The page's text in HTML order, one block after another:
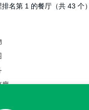
名第 1 的餐厅（共 43 个）
度